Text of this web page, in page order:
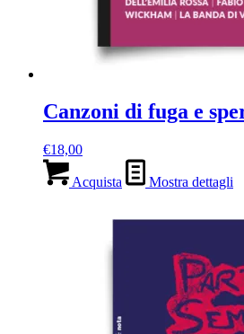
Canzoni di fuga e
€18,00
Acquista Mostra dettagli